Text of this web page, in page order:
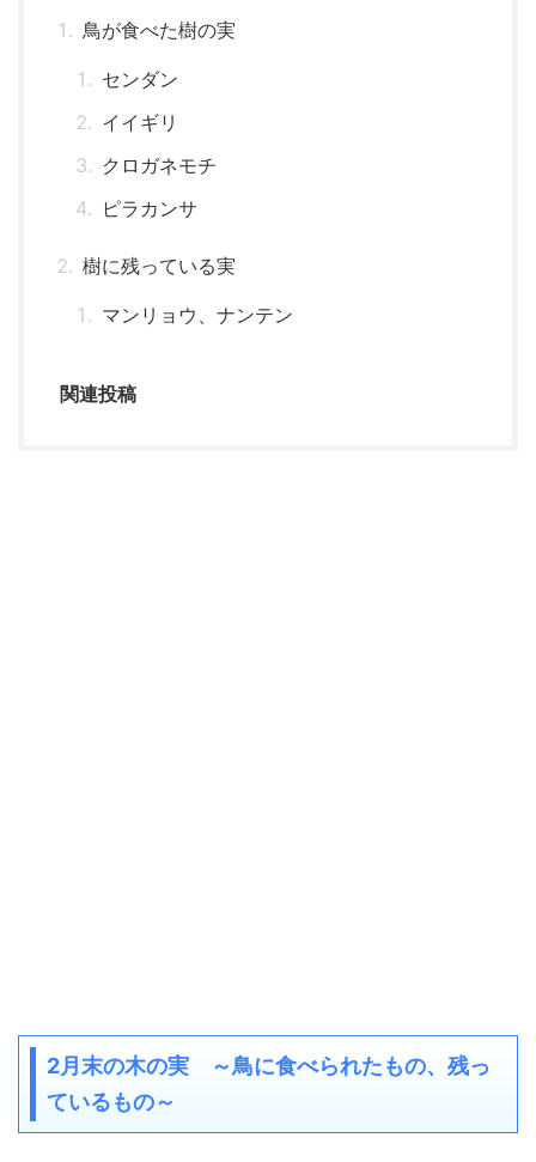
鳥が食べた樹の実
センダン
イイギリ
クロガネモチ
ピラカンサ
樹に残っている実
マンリョウ、ナンテン
関連投稿
2月末の木の実 ～鳥に食べられたもの、残っ
ているもの～